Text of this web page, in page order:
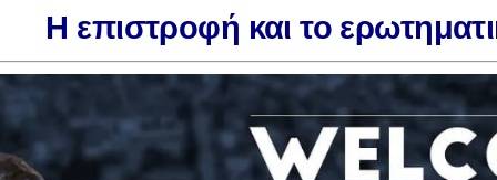
Η επιστροφή και το